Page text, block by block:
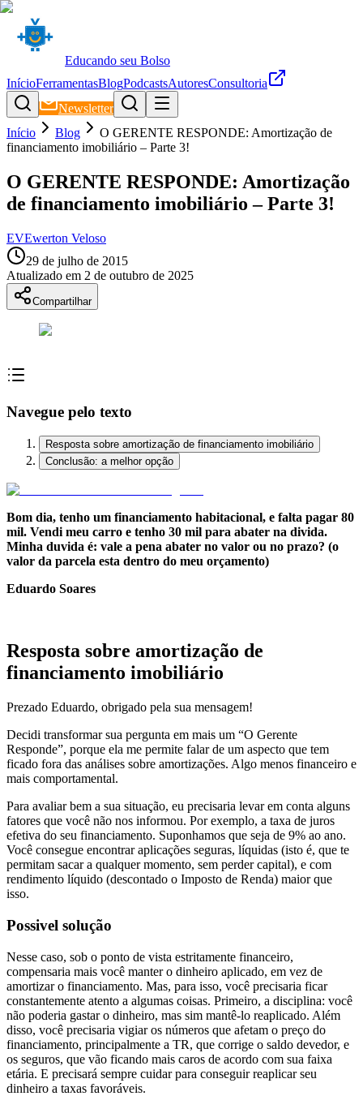
Educando seu Bolso
InícioFerramentasBlogPodcastsAutoresConsultoria
Newsletter
Início
Blog
O GERENTE RESPONDE: Amortização de
financiamento imobiliário – Parte 3!
O GERENTE RESPONDE: Amortização
de financiamento imobiliário – Parte 3!
EVEwerton Veloso
29 de julho de 2015
Atualizado em 2 de outubro de 2025
Compartilhar
Navegue pelo texto
Resposta sobre amortização de financiamento imobiliário
Conclusão: a melhor opção
Bom dia, tenho um financiamento habitacional, e falta pagar 80
mil. Vendi meu carro e tenho 30 mil para abater na divida.
Minha duvida é: vale a pena abater no valor ou no prazo? (o
valor da parcela esta dentro do meu orçamento)
Eduardo Soares
Resposta sobre amortização de
financiamento imobiliário
Prezado Eduardo, obrigado pela sua mensagem!
Decidi transformar sua pergunta em mais um “O Gerente
Responde”, porque ela me permite falar de um aspecto que tem
ficado fora das análises sobre amortizações. Algo menos financeiro e
mais comportamental.
Para avaliar bem a sua situação, eu precisaria levar em conta alguns
fatores que você não nos informou. Por exemplo, a taxa de juros
efetiva do seu financiamento. Suponhamos que seja de 9% ao ano.
Você consegue encontrar aplicações seguras, líquidas (isto é, que te
permitam sacar a qualquer momento, sem perder capital), e com
rendimento líquido (descontado o Imposto de Renda) maior que
isso.
Possivel solução
Nesse caso, sob o ponto de vista estritamente financeiro,
compensaria mais você manter o dinheiro aplicado, em vez de
amortizar o financiamento. Mas, para isso, você precisaria ficar
constantemente atento a algumas coisas. Primeiro, a disciplina: você
não poderia gastar o dinheiro, mas sim mantê-lo reaplicado. Além
disso, você precisaria vigiar os números que afetam o preço do
financiamento, principalmente a TR, que corrige o saldo devedor, e
os seguros, que vão ficando mais caros de acordo com sua faixa
etária. E precisará sempre cuidar para conseguir reaplicar seu
dinheiro a taxas favoráveis.